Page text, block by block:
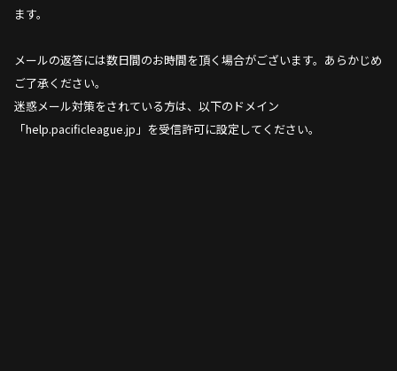
ます。
メールの返答には数日間のお時間を頂く場合がございます。あらかじめ
ご了承ください。
迷惑メール対策をされている方は、以下のドメイン
「help.pacificleague.jp」を受信許可に設定してください。